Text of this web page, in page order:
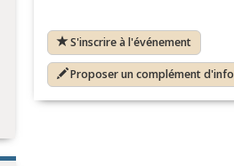
S'inscrire à l'événement
Proposer un complément d'info